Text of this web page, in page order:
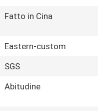
Fatto in Cina
Eastern-custom
SGS
Abitudine